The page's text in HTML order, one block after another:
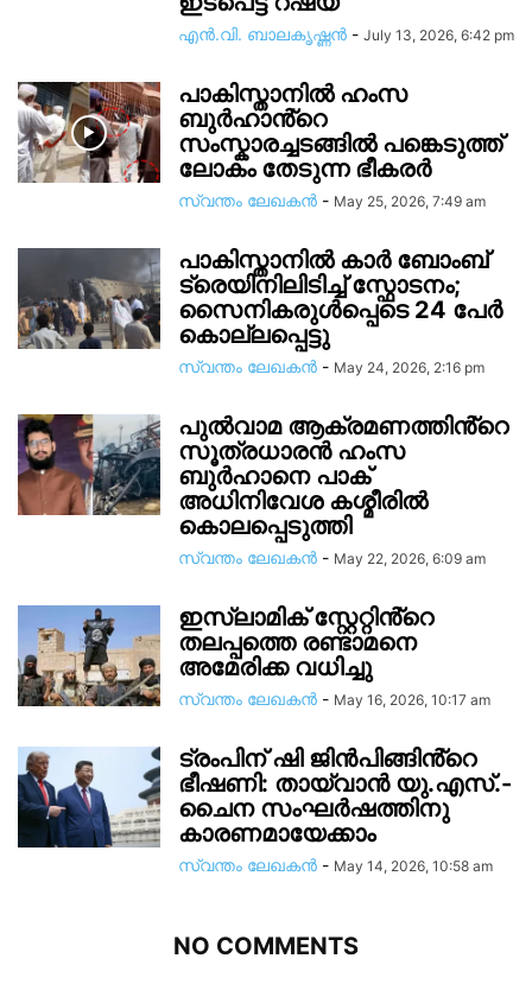
എൻ.വി. ബാലകൃഷ്ണൻ - July 13, 2026, 6:42 pm
പാകിസ്താനിൽ ഹംസ
ബുർഹാൻ്റെ
സംസ്കാരച്ചടങ്ങിൽ പങ്കെടുത്ത്
ലോകം തേടുന്ന ഭീകരർ
സ്വന്തം ലേഖകന്‍ - May 25, 2026, 7:49 am
പാകിസ്താനിൽ കാർ ബോംബ്
ട്രെയിനിലിടിച്ച് സ്ഫോടനം;
സൈനികരുൾപ്പെടെ 24 പേർ
കൊല്ലപ്പെട്ടു
സ്വന്തം ലേഖകന്‍ - May 24, 2026, 2:16 pm
പുൽവാമ ആക്രമണത്തിൻ്റെ
സൂത്രധാരൻ ഹംസ
ബുർഹാനെ പാക്
അധിനിവേശ കശ്മീരിൽ
കൊലപ്പെടുത്തി
സ്വന്തം ലേഖകന്‍ - May 22, 2026, 6:09 am
ഇസ്‌ലാമിക് സ്റ്റേറ്റിൻ്റെ
തലപ്പത്തെ രണ്ടാമനെ
അമേരിക്ക വധിച്ചു
സ്വന്തം ലേഖകന്‍ - May 16, 2026, 10:17 am
ട്രംപിന് ഷി ജിൻപിങ്ങിൻ്റെ
ഭീഷണി: തായ്‌വാൻ യു.എസ്.-
ചൈന സംഘർഷത്തിനു
കാരണമായേക്കാം
സ്വന്തം ലേഖകന്‍ - May 14, 2026, 10:58 am
NO COMMENTS